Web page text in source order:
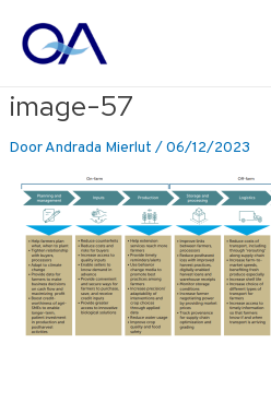
naar
image-57
DoorAndrada Mierlut /06/12/2023